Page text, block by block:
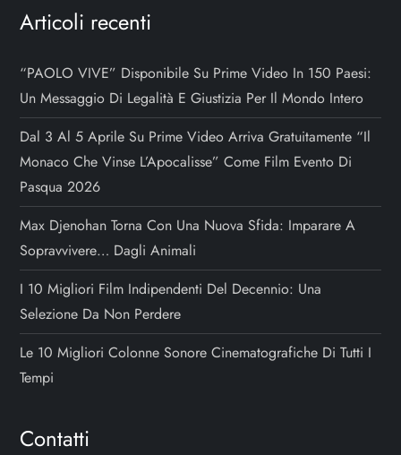
Articoli recenti
“PAOLO VIVE” Disponibile Su Prime Video In 150 Paesi:
Un Messaggio Di Legalità E Giustizia Per Il Mondo Intero
Dal 3 Al 5 Aprile Su Prime Video Arriva Gratuitamente “Il
Monaco Che Vinse L’Apocalisse” Come Film Evento Di
Pasqua 2026
Max Djenohan Torna Con Una Nuova Sfida: Imparare A
Sopravvivere… Dagli Animali
I 10 Migliori Film Indipendenti Del Decennio: Una
Selezione Da Non Perdere
Le 10 Migliori Colonne Sonore Cinematografiche Di Tutti I
Tempi
Contatti